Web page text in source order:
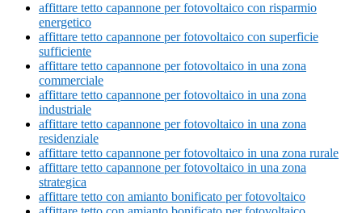
affittare tetto capannone per fotovoltaico con risparmio
energetico
affittare tetto capannone per fotovoltaico con superficie
sufficiente
affittare tetto capannone per fotovoltaico in una zona
commerciale
affittare tetto capannone per fotovoltaico in una zona
industriale
affittare tetto capannone per fotovoltaico in una zona
residenziale
affittare tetto capannone per fotovoltaico in una zona rurale
affittare tetto capannone per fotovoltaico in una zona
strategica
affittare tetto con amianto bonificato per fotovoltaico